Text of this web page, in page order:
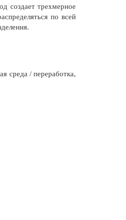
создает трехмерное
по всей
среда / переработка,